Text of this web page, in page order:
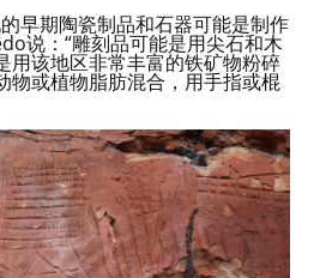
早期陶瓷制品和石器可能是制作
说：“雕刻品可能是用尖石和木
用该地区非常丰富的铁矿物粉碎
物或植物脂肪混合，用手指或棍